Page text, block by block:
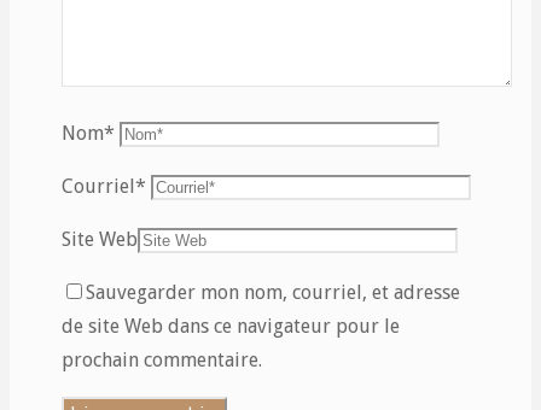
Nom*
Courriel*
Site Web
Sauvegarder mon nom, courriel, et adresse
de site Web dans ce navigateur pour le
prochain commentaire.